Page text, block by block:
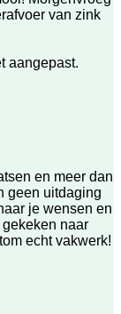
van zink
aangepast.
en meer dan
geen uitdaging
je wensen en
naar
echt vakwerk!